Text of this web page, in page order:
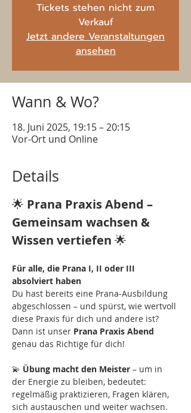
Tickets stehen nicht zum
Verkauf
Jetzt andere Veranstaltungen
ansehen
Wann & Wo?
18. Juni 2025, 19:15 – 20:15
Vor-Ort und Online
Details
🌟 Prana Praxis Abend –
Gemeinsam wachsen &
Wissen vertiefen 🌟
Für alle, die Prana I, II oder III
absolviert haben
Du hast bereits eine Prana-Ausbildung
abgeschlossen – und spürst, wie wertvoll
diese Praxis für dich und andere ist?
Dann ist unser Prana Praxis Abend
genau das Richtige für dich!
💫 Übung macht den Meister – um in
der Energie zu bleiben, bedeutet:
regelmäßig praktizieren, Fragen klären,
sich austauschen und weiter wachsen.